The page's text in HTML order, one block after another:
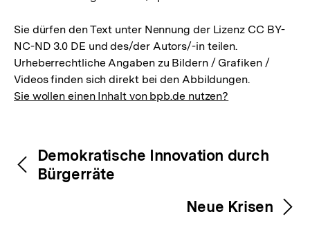
Sie dürfen den Text unter Nennung der Lizenz CC BY-
NC-ND 3.0 DE und des/der Autors/-in teilen.
Urheberrechtliche Angaben zu Bildern / Grafiken /
Videos finden sich direkt bei den Abbildungen.
Sie wollen einen Inhalt von bpb.de nutzen?
Inhaltsnavigation
Inhaltsnavigation
Demokratische Innovation durch
Bürgerräte
Neue Krisen